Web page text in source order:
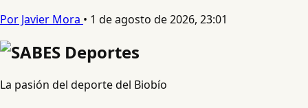
Por Javier Mora • 1 de agosto de 2026, 23:01
La pasión del deporte del Biobío